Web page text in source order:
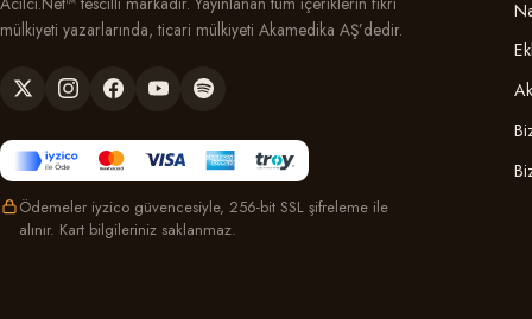
mülkiyeti yazarlarında, ticari mülkiyeti Akamedika AŞ’dedir.
Ödemeler iyzico güvencesiyle, 256-bit SSL şifreleme ile
alınır. Kart bilgileriniz saklanmaz.